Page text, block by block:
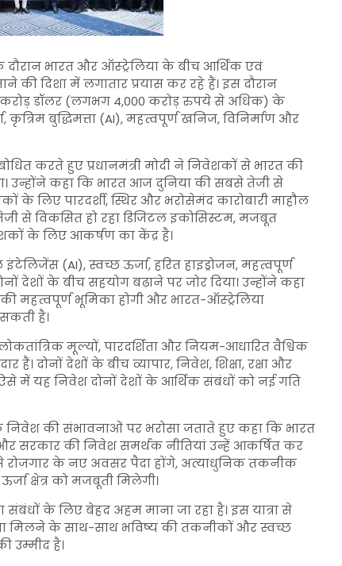
दौरान भारत और ऑस्ट्रेलिया के बीच आर्थिक एवं
की दिशा में लगातार प्रयास कर रहे हैं। इस दौरान
डॉलर (लगभग 4,000 करोड़ रुपये से अधिक) के
बुद्धिमत्ता (AI), महत्वपूर्ण खनिज, विनिर्माण और
करते हुए प्रधानमंत्री मोदी ने निवेशकों से भारत की
उन्होंने कहा कि भारत आज दुनिया की सबसे तेजी से
के लिए पारदर्शी, स्थिर और भरोसेमंद कारोबारी माहौल
से विकसित हो रहा डिजिटल इकोसिस्टम, मजबूत
के लिए आकर्षण का केंद्र है।
(AI), स्वच्छ ऊर्जा, हरित हाइड्रोजन, महत्वपूर्ण
देशों के बीच सहयोग बढ़ाने पर जोर दिया। उन्होंने कहा
की महत्वपूर्ण भूमिका होगी और भारत-ऑस्ट्रेलिया
है।
मूल्यों, पारदर्शिता और नियम-आधारित वैश्विक
हैं। दोनों देशों के बीच व्यापार, निवेश, शिक्षा, रक्षा और
में यह निवेश दोनों देशों के आर्थिक संबंधों को नई गति
निवेश की संभावनाओं पर भरोसा जताते हुए कहा कि भारत
सरकार की निवेश समर्थक नीतियां उन्हें आकर्षित कर
रोजगार के नए अवसर पैदा होंगे, अत्याधुनिक तकनीक
क्षेत्र को मजबूती मिलेगी।
संबंधों के लिए बेहद अहम माना जा रहा है। इस यात्रा से
मिलने के साथ-साथ भविष्य की तकनीकों और स्वच्छ
उम्मीद है।